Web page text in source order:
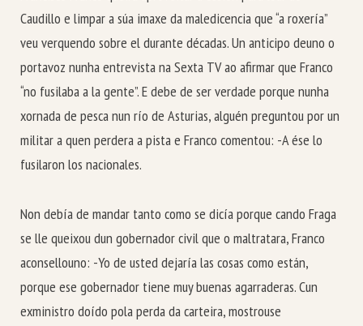
Caudillo e limpar a súa imaxe da maledicencia que “a roxería”
veu verquendo sobre el durante décadas. Un anticipo deuno o
portavoz nunha entrevista na Sexta TV ao afirmar que Franco
“no fusilaba a la gente”. E debe de ser verdade porque nunha
xornada de pesca nun río de Asturias, alguén preguntou por un
militar a quen perdera a pista e Franco comentou: -A ése lo
fusilaron los nacionales.
Non debía de mandar tanto como se dicía porque cando Fraga
se lle queixou dun gobernador civil que o maltratara, Franco
aconsellouno: -Yo de usted dejaría las cosas como están,
porque ese gobernador tiene muy buenas agarraderas. Cun
exministro doído pola perda da carteira, mostrouse